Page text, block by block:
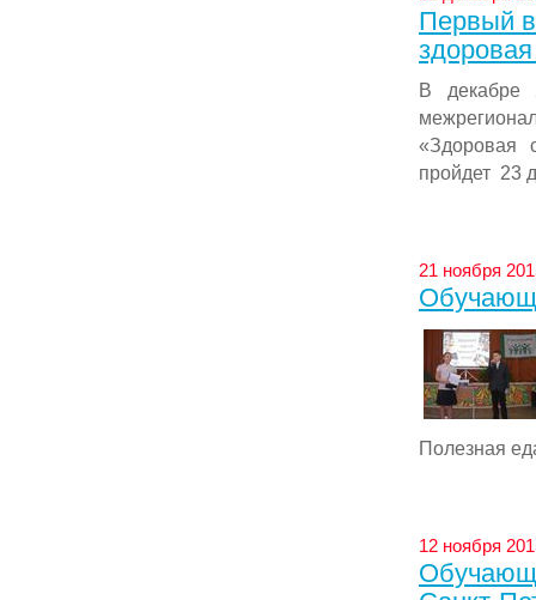
Первый
В декабре
«Здоровая
пройдет 23
21 ноября
Полезная
12 ноября